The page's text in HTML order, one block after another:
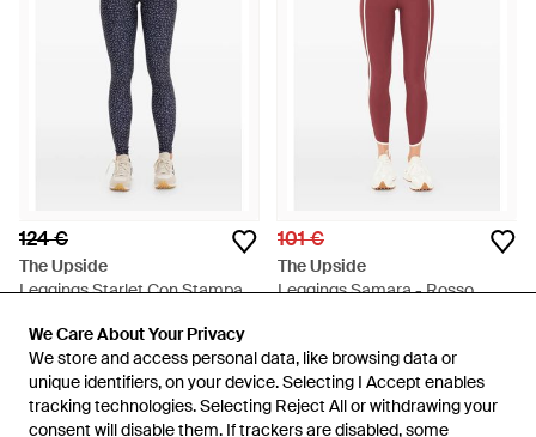
We Care About Your Privacy
We store and access personal data, like browsing data or
unique identifiers, on your device. Selecting I Accept enables
tracking technologies. Selecting Reject All or withdrawing your
consent will disable them. If trackers are disabled, some
We Care About Your Privacy
We store and access personal data, like browsing data or
unique identifiers, on your device. Selecting I Accept enables
tracking technologies. Selecting Reject All or withdrawing your
consent will disable them. If trackers are disabled, some
124 €
The Upside
Leggings Starlet Con Stampa -
ESAURITO
101 €
The Upside
Leggings Samara - Rosso
ESAURITO